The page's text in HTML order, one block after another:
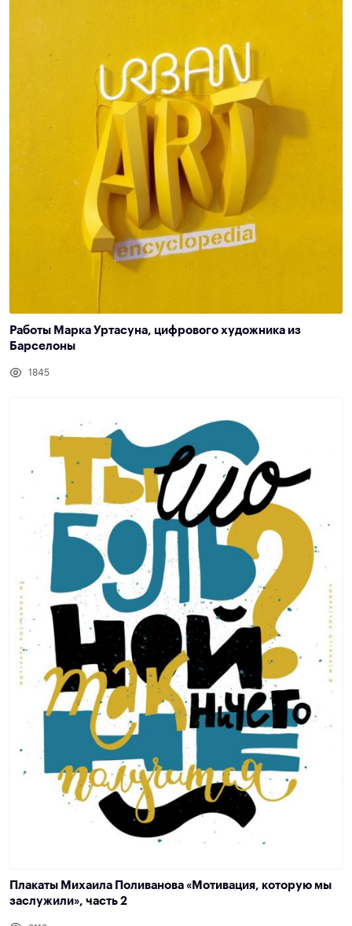
Работы Марка Уртасуна, цифрового художника из
Барселоны
1845
Плакаты Михаила Поливанова «Мотивация, которую мы
заслужили», часть 2